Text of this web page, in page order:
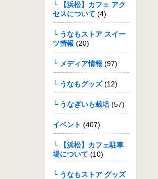
└ 【浜松】カフェ アク
セスについて (4)
└ うなもストア スイー
ツ情報 (20)
└ メディア情報 (97)
└ うなもグッズ(12)
└ うなぎいも栽培(57)
イベント (407)
└ 【浜松】カフェ駐車
場について (10)
└ うなもストア グッズ